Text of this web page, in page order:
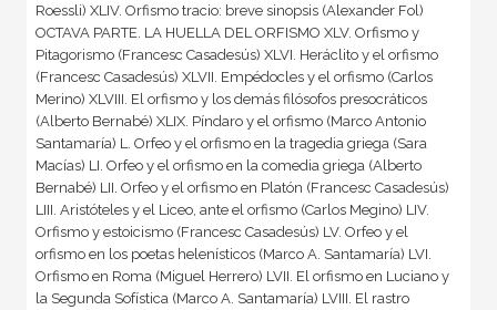
Roessli) XLIV. Orfismo tracio: breve sinopsis (Alexander Fol)
OCTAVA PARTE. LA HUELLA DEL ORFISMO XLV. Orfismo y
Pitagorismo (Francesc Casadesús) XLVI. Heráclito y el orfismo
(Francesc Casadesús) XLVII. Empédocles y el orfismo (Carlos
Merino) XLVIII. El orfismo y los demás filósofos presocráticos
(Alberto Bernabé) XLIX. Píndaro y el orfismo (Marco Antonio
Santamaría) L. Orfeo y el orfismo en la tragedia griega (Sara
Macías) LI. Orfeo y el orfismo en la comedia griega (Alberto
Bernabé) LII. Orfeo y el orfismo en Platón (Francesc Casadesús)
LIII. Aristóteles y el Liceo, ante el orfismo (Carlos Megino) LIV.
Orfismo y estoicismo (Francesc Casadesús) LV. Orfeo y el
orfismo en los poetas helenísticos (Marco A. Santamaría) LVI.
Orfismo en Roma (Miguel Herrero) LVII. El orfismo en Luciano y
la Segunda Sofística (Marco A. Santamaría) LVIII. El rastro